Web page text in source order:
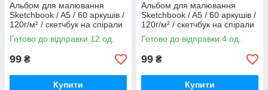
Альбом для малювання
Sketchbook / A5 / 60 аркушів /
120г/м² / скетчбук на спірали
/ N9590
Готово до відправки 12 од.
99 ₴
Купити
Альбом для малювання
Sketchbook / A5 / 60 аркушів /
120г/м² / скетчбук на спірали
/ N9589
Готово до відправки 4 од.
99 ₴
Купити